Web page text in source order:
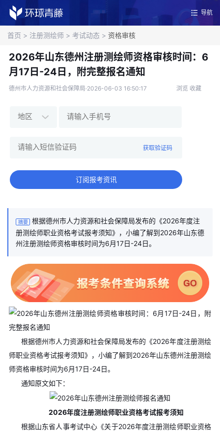
导航
首页 > 注册测绘师 > 考试动态 > 资格审核
2026年山东德州注册测绘师资格审核时间：6
月17日-24日，附完整报名通知
德州市人力资源和社会保障局·2026-06-03 16:50:17 浏览 收藏
获取验证码
订阅报考资讯
摘要
根据德州市人力资源和社会保障局发布的《2026年度注
册测绘师职业资格考试报考须知》，小编了解到2026年山东德
州注册测绘师资格审核时间为6月17日-24日。
根据德州市人力资源和社会保障局发布的《2026年度注册测绘
师职业资格考试报考须知》，小编了解到2026年山东德州注册测绘
师资格审核时间为6月17日-24日。
通知原文如下：
2026年度注册测绘师职业资格考试报考须知
根据山东省人事考试中心《关于2026年度注册测绘师职业资格